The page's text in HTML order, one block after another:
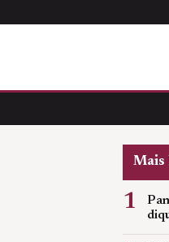
Mais
1